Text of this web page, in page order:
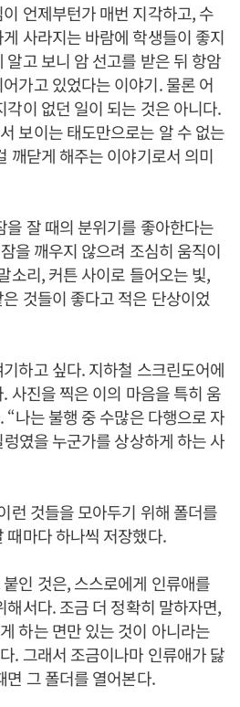
언제부턴가 매번 지각하고, 수
사라지는 바람에 학생들이 좋지
알고 보니 암 선고를 받은 뒤 항암
가고 있었다는 이야기. 물론 어
각이 없던 일이 되는 것은 아니다.
보이는 태도만으로는 알 수 없는
깨닫게 해주는 이야기로서 의미
을 잘 때의 분위기를 좋아한다는
을 깨우지 않으려 조심히 움직이
소리, 커튼 사이로 들어오는 빛,
것들이 좋다고 적은 단상이었
하고 싶다. 지하철 스크린도어에
사진을 찍은 이의 마음을 특히 움
나는 불행 중 수많은 다행으로 자
였을 누군가를 상상하게 하는 사
런 것들을 모아두기 위해 폴더를
때마다 하나씩 저장했다.
인 것은, 스스로에게 인류애를
해서다. 조금 더 정확히 말하자면,
하는 면만 있는 것이 아니라는
. 그래서 조금이나마 인류애가 닳
면 그 폴더를 열어본다.